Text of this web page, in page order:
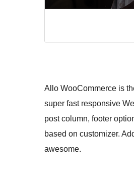
Allo WooCommerce is
super fast responsive
post column, footer
based on customizer.
awesome.